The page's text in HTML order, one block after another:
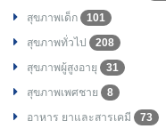
สุขภาพเด็ก
101
สุขภาพทั่วไป
208
สุขภาพผู้สูงอายุ
31
สุขภาพเพศชาย
8
อาหาร ยาและสารเคมี
73